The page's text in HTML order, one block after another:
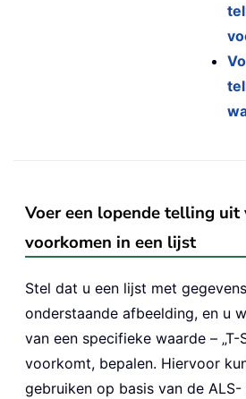
Voer een lopende telling uit
voorkomen in een lijst
Stel dat u een lijst met
onderstaande afbeelding, en u
van een specifieke waarde –
voorkomt, bepalen. Hiervoor
gebruiken op basis van de ALS-